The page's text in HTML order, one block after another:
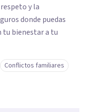
y la
donde puedas
tu bienestar a tu
Conflictos familiares